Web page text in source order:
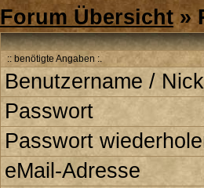
Forum Übersicht»
:: benötigte Angaben :.
Benutzername / Nick
Passwort
Passwort
eMail-Adresse